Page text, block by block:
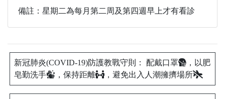
備註：星期二為每月第二周及第四週早上才有看診
新冠肺炎(COVID-19)防護教戰守則： 配戴口罩
，以肥
皂勤洗手
，保持距離 ，避免出入人潮擁擠場所